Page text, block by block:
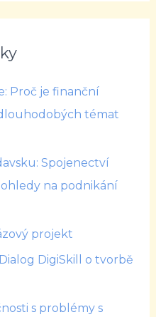
Proč je finanční
témat
Spojenectví
na podnikání
projekt
DigiSkill o tvorbě
s problémy s